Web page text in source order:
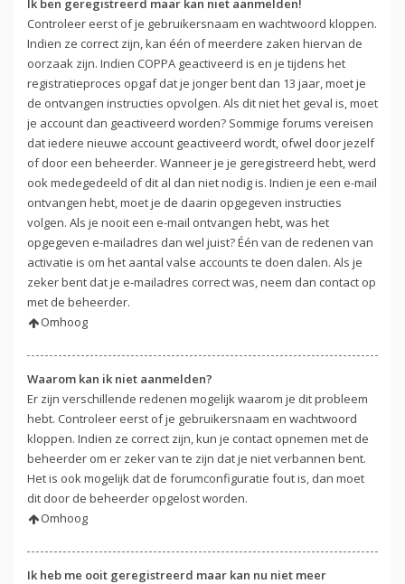
Ik ben geregistreerd maar kan niet aanmelden!
Controleer eerst of je gebruikersnaam en wachtwoord kloppen.
Indien ze correct zijn, kan één of meerdere zaken hiervan de
oorzaak zijn. Indien COPPA geactiveerd is en je tijdens het
registratieproces opgaf dat je jonger bent dan 13 jaar, moet je
de ontvangen instructies opvolgen. Als dit niet het geval is, moet
je account dan geactiveerd worden? Sommige forums vereisen
dat iedere nieuwe account geactiveerd wordt, ofwel door jezelf
of door een beheerder. Wanneer je je geregistreerd hebt, werd
ook medegedeeld of dit al dan niet nodig is. Indien je een e-mail
ontvangen hebt, moet je de daarin opgegeven instructies
volgen. Als je nooit een e-mail ontvangen hebt, was het
opgegeven e-mailadres dan wel juist? Één van de redenen van
activatie is om het aantal valse accounts te doen dalen. Als je
zeker bent dat je e-mailadres correct was, neem dan contact op
met de beheerder.
Omhoog
Waarom kan ik niet aanmelden?
Er zijn verschillende redenen mogelijk waarom je dit probleem
hebt. Controleer eerst of je gebruikersnaam en wachtwoord
kloppen. Indien ze correct zijn, kun je contact opnemen met de
beheerder om er zeker van te zijn dat je niet verbannen bent.
Het is ook mogelijk dat de forumconfiguratie fout is, dan moet
dit door de beheerder opgelost worden.
Omhoog
Ik heb me ooit geregistreerd maar kan nu niet meer